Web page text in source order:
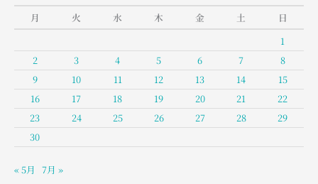
月
火 水 木 金 土
日
1
2
3 4 5 6 7
8
9
10 11 12 13 14
15
16
17 18 19 20 21
22
23
24 25 26 27 28
29
30
« 5月 7月 »